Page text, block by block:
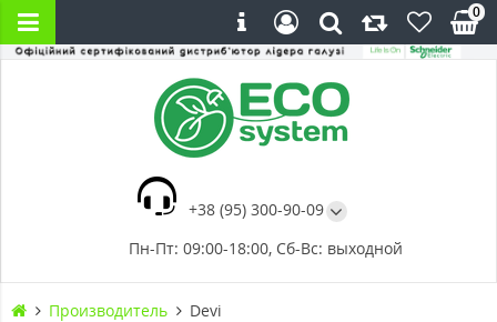
+38 (95) 300-90-09
Пн-Пт: 09:00-18:00, Сб-Вс: выходной
0
Производитель Devi